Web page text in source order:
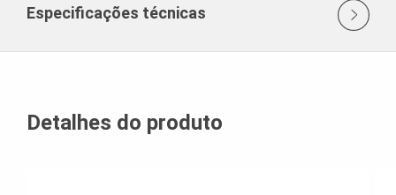
Especificações técnicas
Detalhes do produto